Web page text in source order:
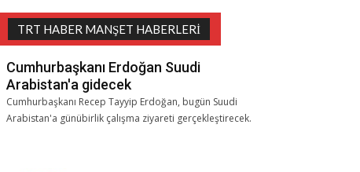
TRT HABER MANŞET HABERLERI
Cumhurbaşkanı Erdoğan Suudi
Arabistan'a gidecek
Cumhurbaşkanı Recep Tayyip Erdoğan, bugün Suudi
Arabistan'a günübirlik çalışma ziyareti gerçekleştirecek.